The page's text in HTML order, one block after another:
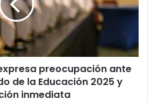
preocupación ante
de la Educación 2025 y
inmediata